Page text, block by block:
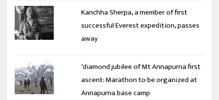
Kanchha Sherpa, a member of first
successful Everest expedition, passes
away
‘diamond jubilee of Mt Annapurna first
ascent: Marathon to be organized at
Annapurna base camp